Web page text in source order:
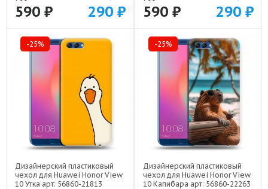
590 ₽ 290 ₽ 590 ₽ 290 ₽
-25%
Дизайнерский пластиковый
чехол для Huawei Honor View
10 Утка арт: 56860-21813
-25%
Дизайнерский пластиковый
чехол для Huawei Honor View
10 Капибара арт: 56860-22263